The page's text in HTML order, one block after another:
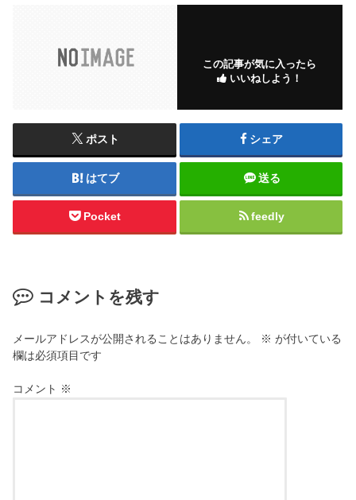
この記事が気に入ったら
いいねしよう！
ポスト シェア
はてブ 送る
Pocket feedly
コメントを残す
メールアドレスが公開されることはありません。 ※ が付いている
欄は必須項目です
コメント ※